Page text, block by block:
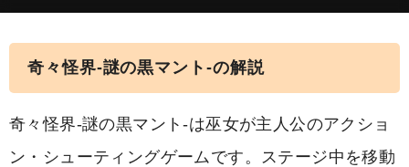
奇々怪界-謎の黒マント-の解説
奇々怪界-謎の黒マント-は巫女が主人公のアクショ
ン・シューティングゲームです。ステージ中を移動